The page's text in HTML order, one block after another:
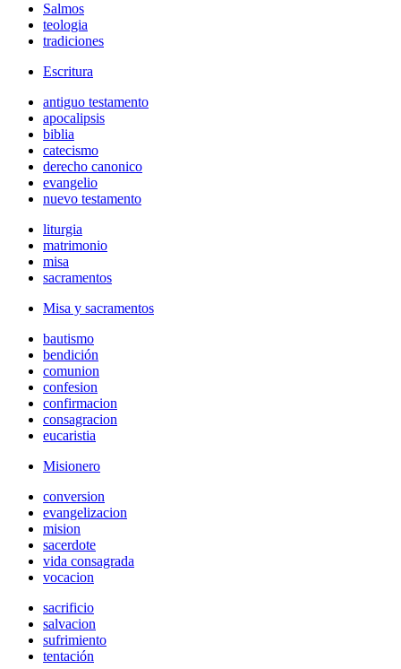
Salmos
teologia
tradiciones
Escritura
antiguo testamento
apocalipsis
biblia
catecismo
derecho canonico
evangelio
nuevo testamento
liturgia
matrimonio
misa
sacramentos
Misa y sacramentos
bautismo
bendición
comunion
confesion
confirmacion
consagracion
eucaristia
Misionero
conversion
evangelizacion
mision
sacerdote
vida consagrada
vocacion
sacrificio
salvacion
sufrimiento
tentación